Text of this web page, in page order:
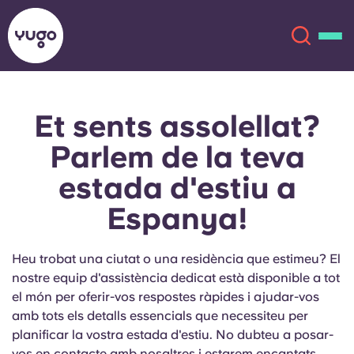
Sobre
Ubicacions
Compte Llengua
English (GB)
English (US)
Chinese Español
Català Deutsch
Italian French
Portuguese
Et sents assolellat?
Parlem de la teva
estada d'estiu a
Espanya!
Heu trobat una ciutat o una residència que estimeu? El
nostre equip d'assistència dedicat està disponible a tot
el món per oferir-vos respostes ràpides i ajudar-vos
amb tots els detalls essencials que necessiteu per
planificar la vostra estada d'estiu. No dubteu a posar-